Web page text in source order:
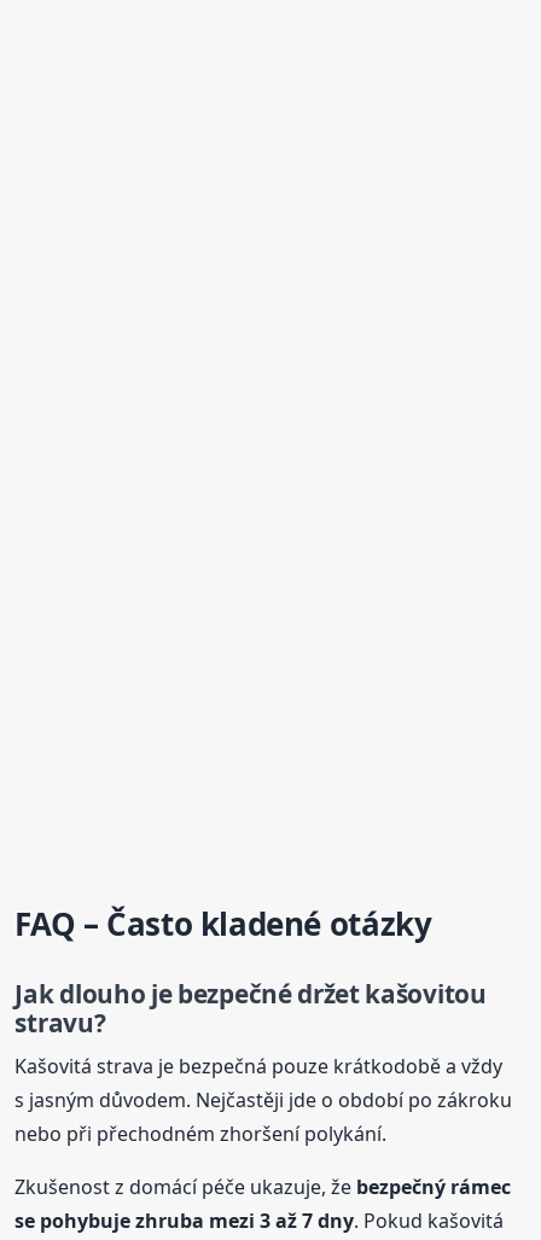
FAQ – Často kladené otázky
Jak dlouho je bezpečné držet kašovitou
stravu?
Kašovitá strava je bezpečná pouze krátkodobě a vždy
s jasným důvodem. Nejčastěji jde o období po zákroku
nebo při přechodném zhoršení polykání.
Zkušenost z domácí péče ukazuje, že bezpečný rámec
se pohybuje zhruba mezi 3 až 7 dny. Pokud kašovitá